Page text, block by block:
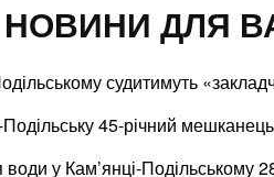
НОВИНИ ДЛЯ
судитимуть
45-річний
у Кам’янці-Подільському